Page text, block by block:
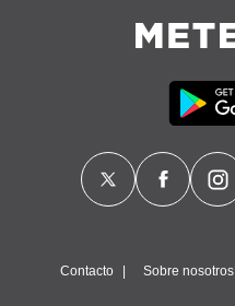
Contacto Sobre nosotros